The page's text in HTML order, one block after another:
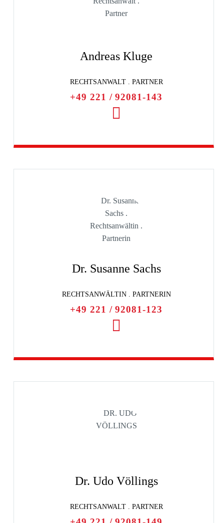
Andreas Kluge
RECHTSANWALT . PARTNER
+49 221 / 92081-143
Dr. Susanne Sachs
RECHTSANWÄLTIN . PARTNERIN
+49 221 / 92081-123
Dr. Udo Völlings
RECHTSANWALT . PARTNER